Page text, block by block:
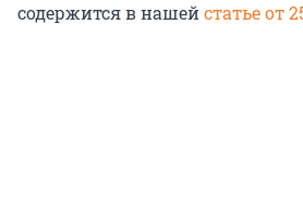
содержится в нашейстатье от